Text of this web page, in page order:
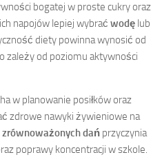
bogatej w proste cukry oraz
napojów lepiej wybrać wodę lub
diety powinna wynosić od
zależy od poziomu aktywności
w planowanie posiłków oraz
zdrowe nawyki żywieniowe na
zrównoważonych dań przyczynia
poprawy koncentracji w szkole.